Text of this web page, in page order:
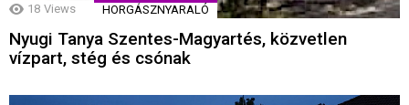
18 Views HORGÁSZNYARALÓ
Nyugi Tanya Szentes-Magyartés, közvetlen
vízpart, stég és csónak